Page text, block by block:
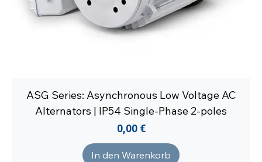
ASG Series: Asynchronous Low Voltage AC
Alternators | IP54 Single-Phase 2-poles
Preis
0,00 €
In den Warenkorb